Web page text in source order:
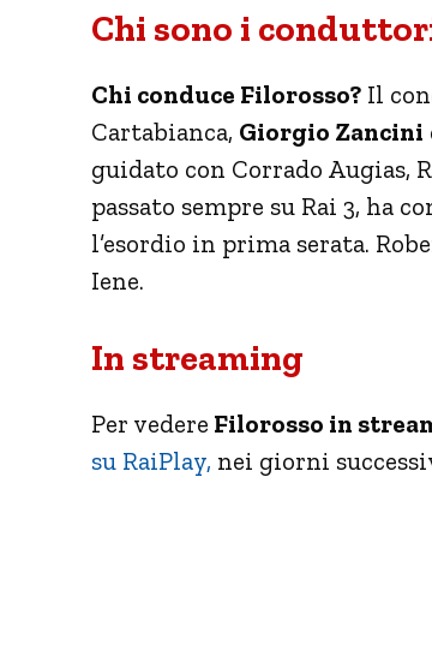
Chi sono i
Chi conduce Filorosso? Il
Cartabianca, Giorgio Zancini
guidato con Corrado Augias,
passato sempre su Rai 3, ha
l’esordio in prima serata.
Iene.
In streaming
Per vedere Filorosso in
su RaiPlay, nei giorni